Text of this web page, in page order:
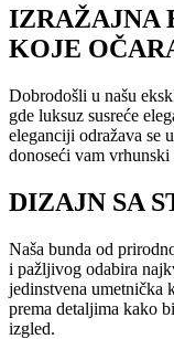
IZRAŽAJNA
KOJE
Dobrodošli u našu
gde luksuz susreće
eleganciji odražava se
donoseći vam
DIZAJN SA
Naša bunda od
i pažljivog odabira
jedinstvena umetnička
prema detaljima kako
izgled.